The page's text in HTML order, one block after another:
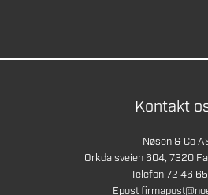
Kontakt
Nøsen & Co
Orkdalsveien 604, 7320
Telefon 72 46
Epost